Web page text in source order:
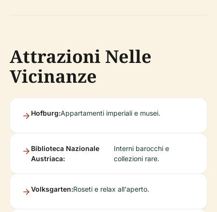
Attrazioni Nelle
Vicinanze
Hofburg:Appartamenti imperiali e musei.
Biblioteca Nazionale
Austriaca:
Interni barocchi e
collezioni rare.
Volksgarten:Roseti e relax all'aperto.